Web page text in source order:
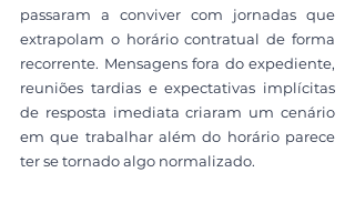
passaram a conviver com jornadas que
extrapolam o horário contratual de forma
recorrente. Mensagens fora do expediente,
reuniões tardias e expectativas implícitas
de resposta imediata criaram um cenário
em que trabalhar além do horário parece
ter se tornado algo normalizado.